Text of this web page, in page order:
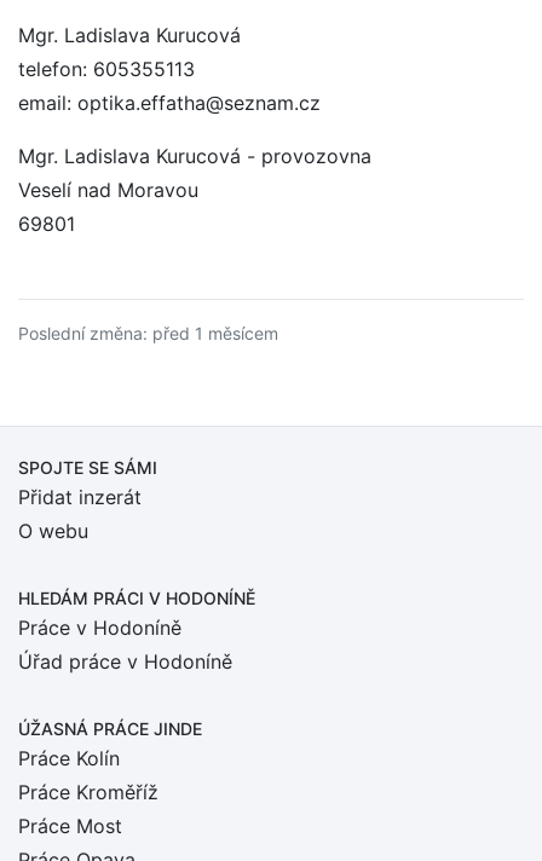
Mgr. Ladislava Kurucová
telefon: 605355113
email: optika.effatha@seznam.cz
Mgr. Ladislava Kurucová - provozovna
Veselí nad Moravou
69801
Poslední změna: před 1 měsícem
SPOJTE SE SÁMI
Přidat inzerát
O webu
HLEDÁM PRÁCI V HODONÍNĚ
Práce v Hodoníně
Úřad práce v Hodoníně
ÚŽASNÁ PRÁCE JINDE
Práce Kolín
Práce Kroměříž
Práce Most